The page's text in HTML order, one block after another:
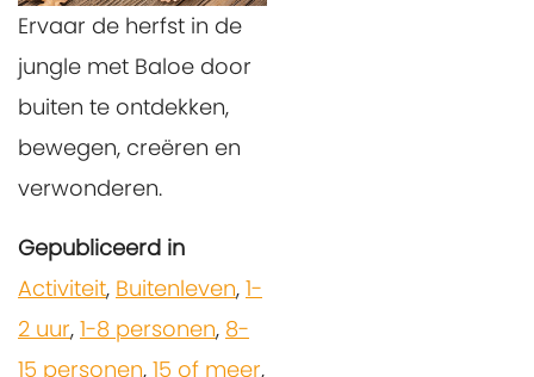
Ervaar de herfst in de
jungle met Baloe door
buiten te ontdekken,
bewegen, creëren en
verwonderen.
Gepubliceerd in
Activiteit, Buitenleven, 1-
2 uur, 1-8 personen, 8-
15 personen, 15 of meer,